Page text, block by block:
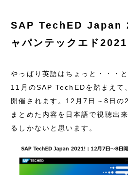
SAP TechED Japan
ャパンテックエド2021
やっぱり英語はちょっと・・・
11月のSAP TechEDを踏まえて
開催されます。12月7日～8日の
まとめた内容を日本語で視聴出
るしかないと思います。